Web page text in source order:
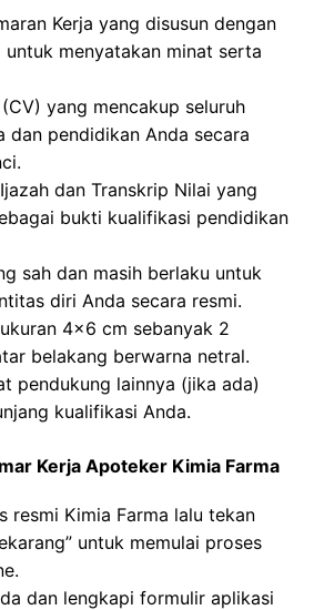
Kerja yang disusun dengan
menyatakan minat serta
yang mencakup seluruh
dan pendidikan Anda secara
dan Transkrip Nilai yang
bukti kualifikasi pendidikan
sah dan masih berlaku untuk
diri Anda secara resmi.
4×6 cm sebanyak 2
belakang berwarna netral.
pendukung lainnya (jika ada)
kualifikasi Anda.
Kerja Apoteker Kimia Farma
resmi Kimia Farma lalu tekan
untuk memulai proses
dan lengkapi formulir aplikasi